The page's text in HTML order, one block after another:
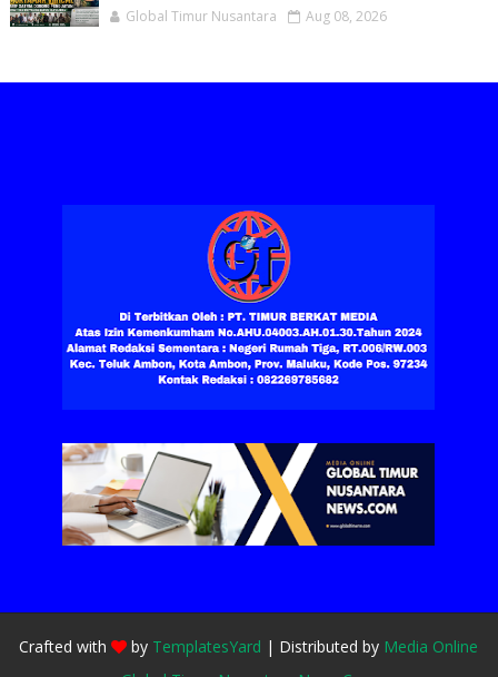
Global Timur Nusantara Aug 08, 2026
Crafted with by TemplatesYard | Distributed by Media Online